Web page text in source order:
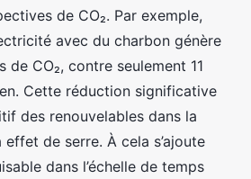
de CO₂. Par exemple,
avec du charbon génère
de CO₂, contre seulement 11
Cette réduction significative
des renouvelables dans la
de serre. À cela s’ajoute
dans l’échelle de temps